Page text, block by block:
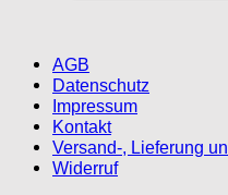
AGB
Datenschutz
Impressum
Kontakt
Versand-, Lieferung
Widerruf